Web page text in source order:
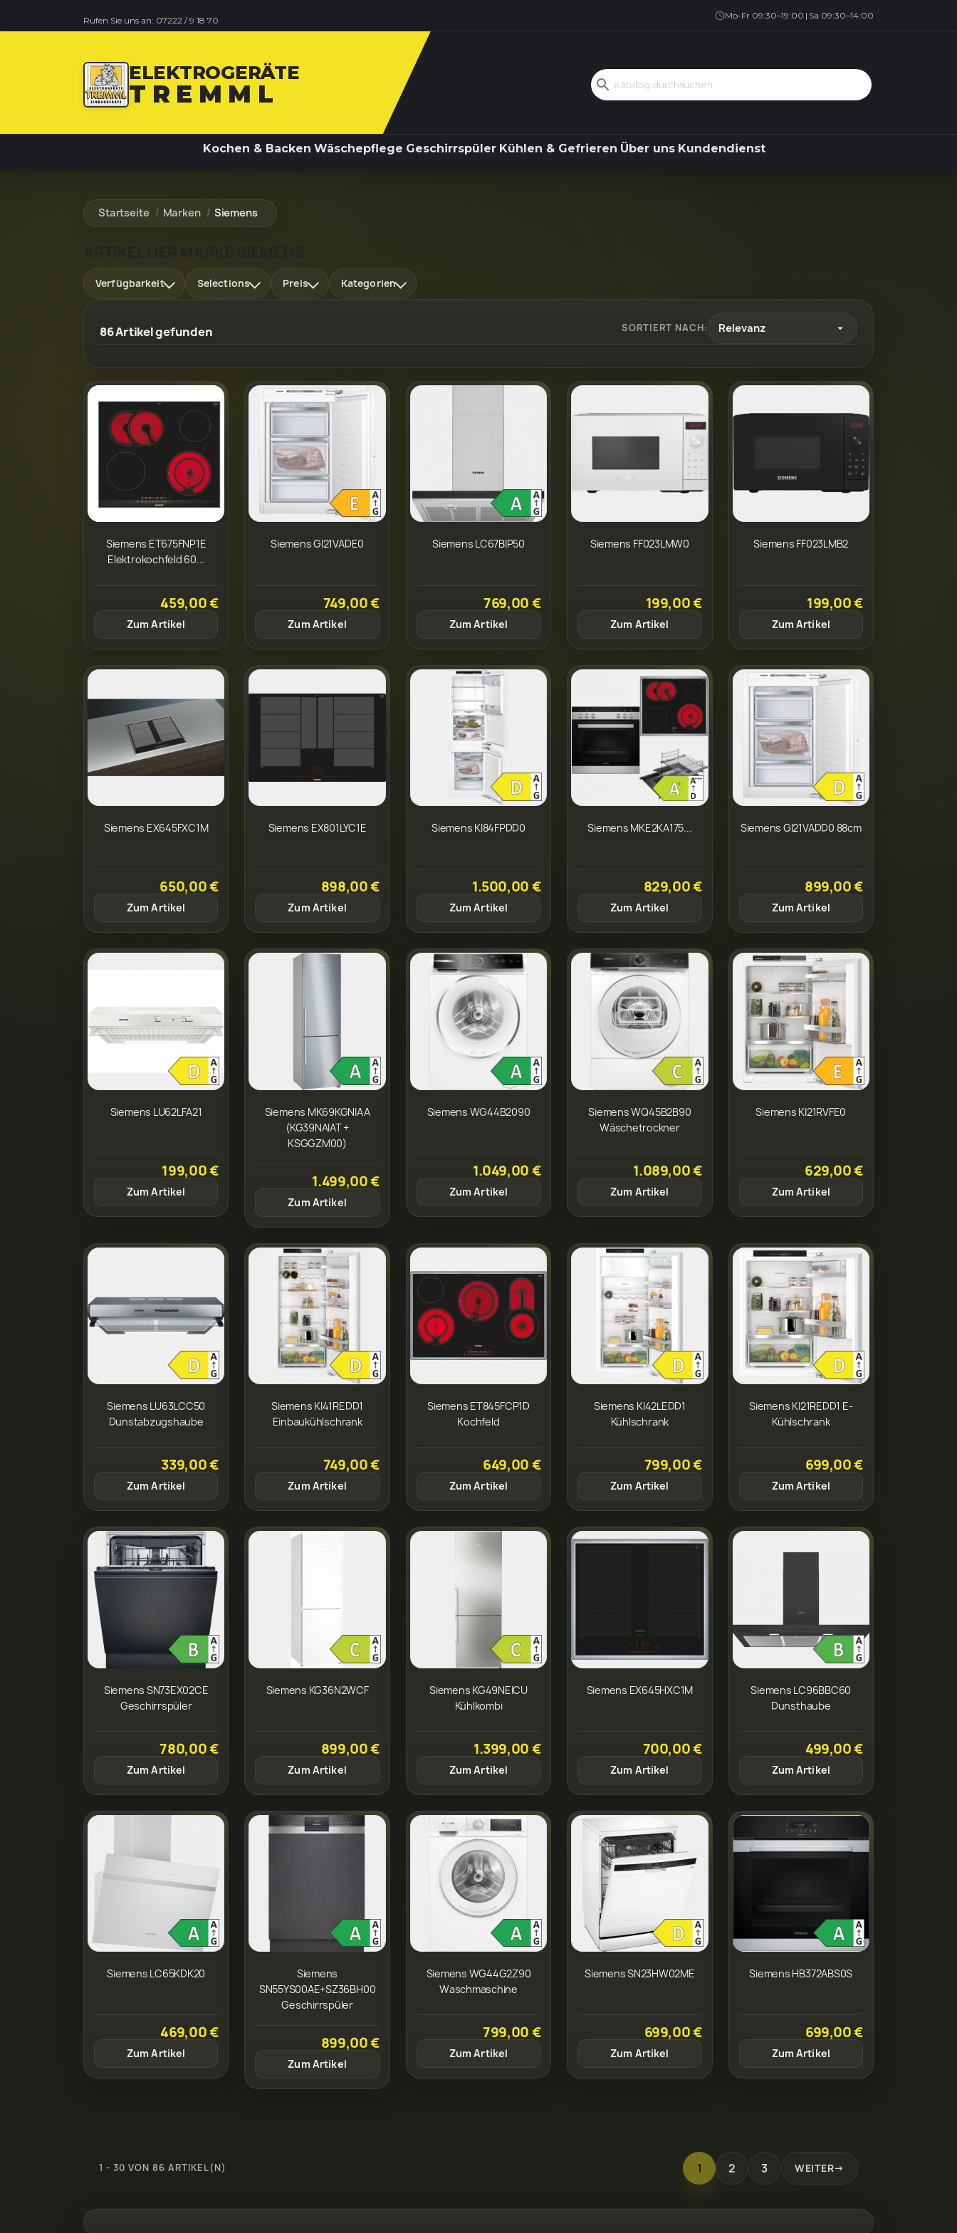
Rufen Sie uns an: 07222 / 9 18 70 Mo-Fr 09:30–19:00 | Sa 09:30–14:00
ELEKTROGERÄTE
TREMML search
Kochen & Backen Wäschepflege Geschirrspüler Kühlen & Gefrieren Über uns Kundendienst
Kühlen & Gefrieren
Startseite Marken Siemens
Verfügbarkeit Selections Preis Kategorien
86 Artikel gefunden SORTIERT NACH: Relevanz 
Siemens ET675FNP1E
Elektrokochfeld 60...
459,00 €
Zum Artikel
Siemens GI21VADE0
749,00 €
Zum Artikel
Siemens LC67BIP50
769,00 €
Zum Artikel
Siemens FF023LMW0
199,00 €
Zum Artikel
Siemens FF023LMB2
199,00 €
Zum Artikel
Siemens EX645FXC1M
650,00 €
Zum Artikel
Siemens EX801LYC1E
898,00 €
Zum Artikel
Siemens KI84FPDD0
1.500,00 €
Zum Artikel
Siemens MKE2KA175...
829,00 €
Zum Artikel
Siemens GI21VADD0 88cm
899,00 €
Zum Artikel
Siemens LU62LFA21
199,00 €
Zum Artikel
Siemens MK69KGNIAA
(KG39NAIAT +
KSGGZM00)
1.499,00 €
Zum Artikel
Siemens WG44B2090
1.049,00 €
Zum Artikel
Siemens WQ45B2B90
Wäschetrockner
1.089,00 €
Zum Artikel
Siemens KI21RVFE0
629,00 €
Zum Artikel
Siemens LU63LCC50
Dunstabzugshaube
339,00 €
Zum Artikel
Siemens KI41REDD1
Einbaukühlschrank
749,00 €
Zum Artikel
Siemens ET845FCP1D
Kochfeld
649,00 €
Zum Artikel
Siemens KI42LEDD1
Kühlschrank
799,00 €
Zum Artikel
Siemens KI21REDD1 E-
Kühlschrank
699,00 €
Zum Artikel
Siemens SN73EX02CE
Geschirrspüler
780,00 €
Zum Artikel
Siemens KG36N2WCF
899,00 €
Zum Artikel
Siemens KG49NEICU
Kühlkombi
1.399,00 €
Zum Artikel
Siemens EX645HXC1M
700,00 €
Zum Artikel
Siemens LC96BBC60
Dunsthaube
499,00 €
Zum Artikel
Siemens LC65KDK20
469,00 €
Zum Artikel
Siemens
SN55YS00AE+SZ36BH00
Geschirrspüler
899,00 €
Zum Artikel
Siemens WG44G2Z90
Waschmaschine
799,00 €
Zum Artikel
Siemens SN23HW02ME
699,00 €
Zum Artikel
Siemens HB372ABS0S
699,00 €
Zum Artikel
1 - 30 VON 86 ARTIKEL(N) 1 2 3 WEITER→